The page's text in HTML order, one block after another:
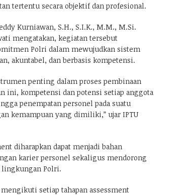
tertentu secara objektif dan profesional.
Kurniawan, S.H., S.I.K., M.M., M.Si.
mengatakan, kegiatan tersebut
Polri dalam mewujudkan sistem
akuntabel, dan berbasis kompetensi.
penting dalam proses pembinaan
ini, kompetensi dan potensi setiap anggota
penempatan personel pada suatu
kemampuan yang dimiliki,” ujar IPTU
diharapkan dapat menjadi bahan
karier personel sekaligus mendorong
Polri.
setiap tahapan assessment